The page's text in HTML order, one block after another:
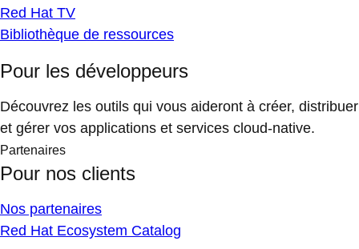
Red Hat TV
Bibliothèque de ressources
Pour les développeurs
Découvrez les outils qui vous aideront à créer, distribuer
et gérer vos applications et services cloud-native.
Partenaires
Pour nos clients
Nos partenaires
Red Hat Ecosystem Catalog